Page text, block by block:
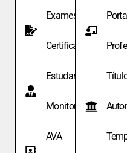
Exames de
Certificação
Estudante
Monitor
AVA
Título